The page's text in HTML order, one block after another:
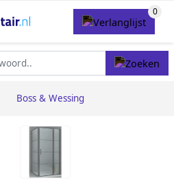
Boss & Wessing